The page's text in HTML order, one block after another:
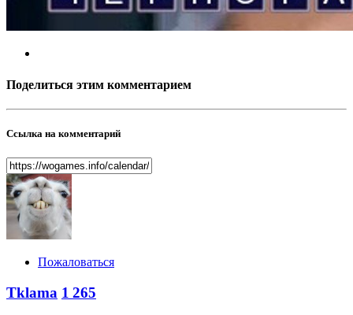
Поделиться этим комментарием
Ссылка на комментарий
Пожаловаться
Tklama 1 265